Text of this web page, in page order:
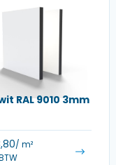
RAL 9010 3mm
/ m²